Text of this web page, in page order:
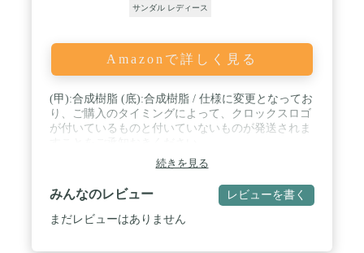
サンダル レディース
Amazonで詳しく見る
(甲):合成樹脂 (底):合成樹脂 / 仕様に変更となってお
り、ご購入のタイミングによって、クロックスロゴ
が付いているものと付いていないものが発送されま
続きを見る
みんなのレビュー レビューを書く
まだレビューはありません